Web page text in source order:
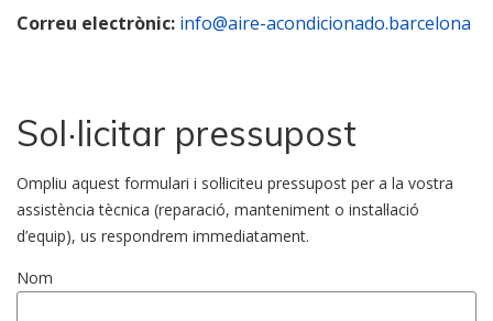
Correu electrònic: info@aire-acondicionado.barcelona
Sol·licitar pressupost
Ompliu aquest formulari i sol·liciteu pressupost per a la vostra
assistència tècnica (reparació, manteniment o instal·lació
d’equip), us respondrem immediatament.
Nom